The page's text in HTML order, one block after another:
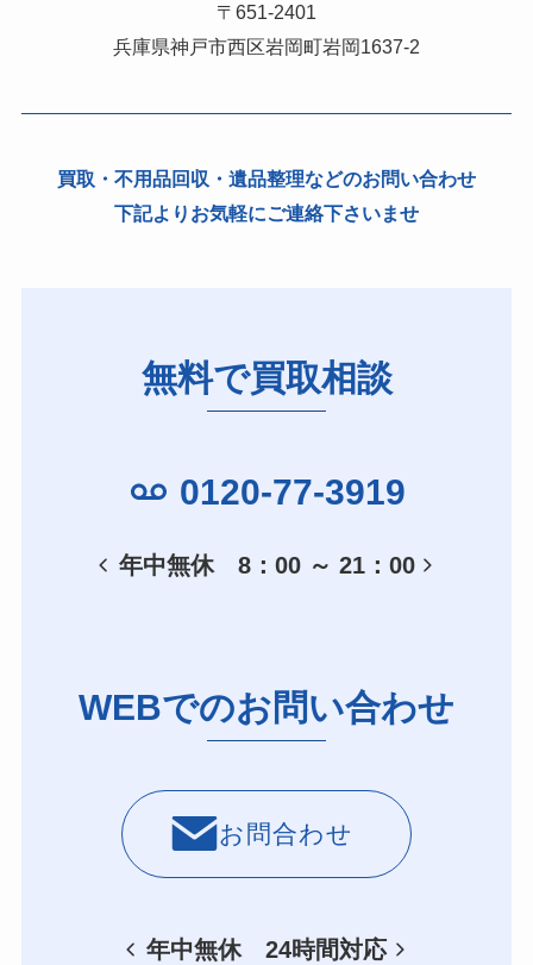
〒651-2401
兵庫県神戸市西区岩岡町岩岡1637-2
買取・不用品回収・遺品整理などのお問い合わせ
下記よりお気軽にご連絡下さいませ
無料で買取相談
0120-77-3919
年中無休 8：00 ～ 21：00
WEBでのお問い合わせ
お問合わせ
年中無休 24時間対応